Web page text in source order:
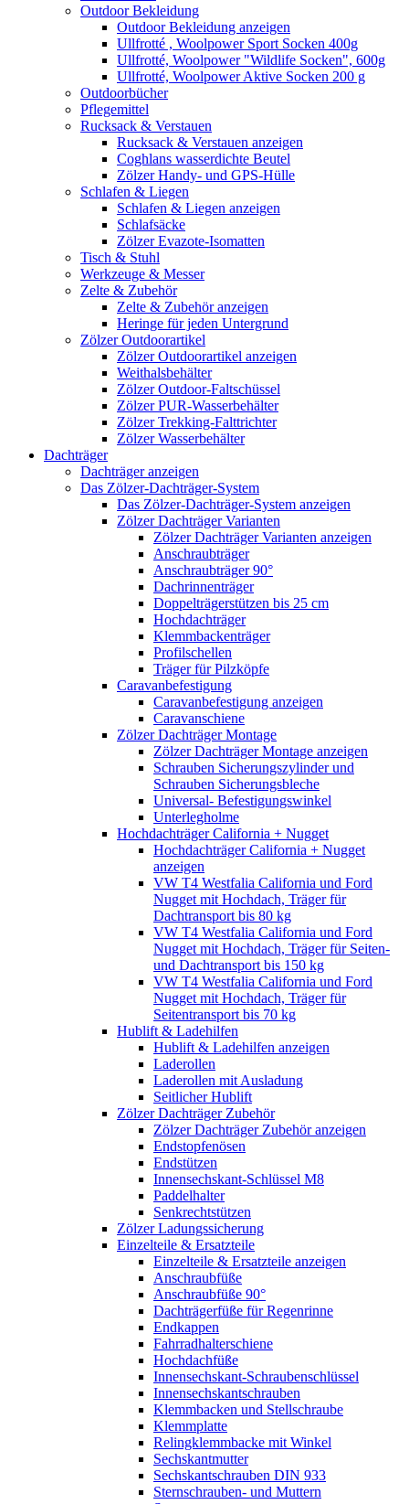
Outdoor Bekleidung
Outdoor Bekleidung anzeigen
Ullfrotté , Woolpower Sport Socken 400g
Ullfrotté, Woolpower "Wildlife Socken", 600g
Ullfrotté, Woolpower Aktive Socken 200 g
Outdoorbücher
Pflegemittel
Rucksack & Verstauen
Rucksack & Verstauen anzeigen
Coghlans wasserdichte Beutel
Zölzer Handy- und GPS-Hülle
Schlafen & Liegen
Schlafen & Liegen anzeigen
Schlafsäcke
Zölzer Evazote-Isomatten
Tisch & Stuhl
Werkzeuge & Messer
Zelte & Zubehör
Zelte & Zubehör anzeigen
Heringe für jeden Untergrund
Zölzer Outdoorartikel
Zölzer Outdoorartikel anzeigen
Weithalsbehälter
Zölzer Outdoor-Faltschüssel
Zölzer PUR-Wasserbehälter
Zölzer Trekking-Falttrichter
Zölzer Wasserbehälter
Dachträger
Dachträger anzeigen
Das Zölzer-Dachträger-System
Das Zölzer-Dachträger-System anzeigen
Zölzer Dachträger Varianten
Zölzer Dachträger Varianten anzeigen
Anschraubträger
Anschraubträger 90°
Dachrinnenträger
Doppelträgerstützen bis 25 cm
Hochdachträger
Klemmbackenträger
Profilschellen
Träger für Pilzköpfe
Caravanbefestigung
Caravanbefestigung anzeigen
Caravanschiene
Zölzer Dachträger Montage
Zölzer Dachträger Montage anzeigen
Schrauben Sicherungszylinder und
Schrauben Sicherungsbleche
Universal- Befestigungswinkel
Unterlegholme
Hochdachträger California + Nugget
Hochdachträger California + Nugget
anzeigen
VW T4 Westfalia California und Ford
Nugget mit Hochdach, Träger für
Dachtransport bis 80 kg
VW T4 Westfalia California und Ford
Nugget mit Hochdach, Träger für Seiten-
und Dachtransport bis 150 kg
VW T4 Westfalia California und Ford
Nugget mit Hochdach, Träger für
Seitentransport bis 70 kg
Hublift & Ladehilfen
Hublift & Ladehilfen anzeigen
Laderollen
Laderollen mit Ausladung
Seitlicher Hublift
Zölzer Dachträger Zubehör
Zölzer Dachträger Zubehör anzeigen
Endstopfenösen
Endstützen
Innensechskant-Schlüssel M8
Paddelhalter
Senkrechtstützen
Zölzer Ladungssicherung
Einzelteile & Ersatzteile
Einzelteile & Ersatzteile anzeigen
Anschraubfüße
Anschraubfüße 90°
Dachträgerfüße für Regenrinne
Endkappen
Fahrradhalterschiene
Hochdachfüße
Innensechskant-Schraubenschlüssel
Innensechskantschrauben
Klemmbacken und Stellschraube
Klemmplatte
Relingklemmbacke mit Winkel
Sechskantmutter
Sechskantschrauben DIN 933
Sternschrauben- und Muttern